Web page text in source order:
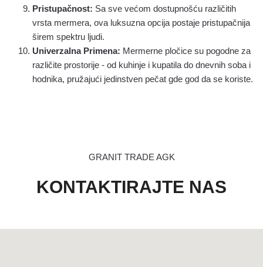
Pristupačnost: Sa sve većom dostupnošću različitih
vrsta mermera, ova luksuzna opcija postaje pristupačnija
širem spektru ljudi.
Univerzalna Primena: Mermerne pločice su pogodne za
različite prostorije - od kuhinje i kupatila do dnevnih soba i
hodnika, pružajući jedinstven pečat gde god da se koriste.
GRANIT TRADE AGK
KONTAKTIRAJTE NAS